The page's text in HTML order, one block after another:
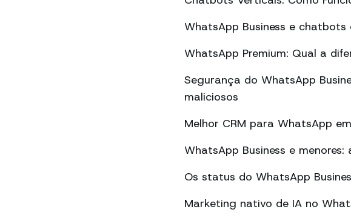
WhatsApp Business e
WhatsApp Premium: Qual a
Segurança do WhatsApp
maliciosos
Melhor CRM para WhatsApp
WhatsApp Business e
Os status do WhatsApp
Marketing nativo de IA no